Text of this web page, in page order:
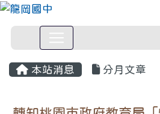
本站消息 分月文章